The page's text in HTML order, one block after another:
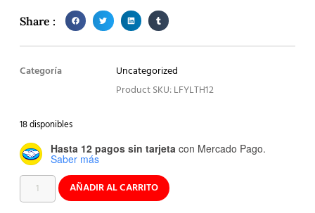
Share :
Categoría
Uncategorized
Product SKU: LFYLTH12
18 disponibles
Hasta 12 pagos sin tarjeta con Mercado Pago.
Saber más
AÑADIR AL CARRITO